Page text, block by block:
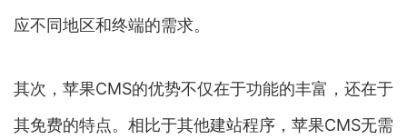
应不同地区和终端的需求。
其次，苹果CMS的优势不仅在于功能的丰富，还在于
其免费的特点。相比于其他建站程序，苹果CMS无需